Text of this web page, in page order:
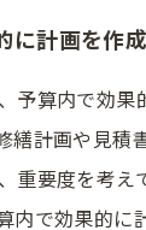
に計画を作
予算内で効
繕計画や見
重要度を考
内で効果的に